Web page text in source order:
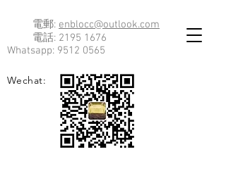
電郵: enblocc@outlook.com
電話: 2195 1676
Whatsapp: 9512 0565
Wechat: